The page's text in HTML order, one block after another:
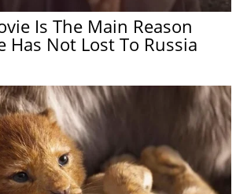
Is The Main Reason
Has Not Lost To Russia